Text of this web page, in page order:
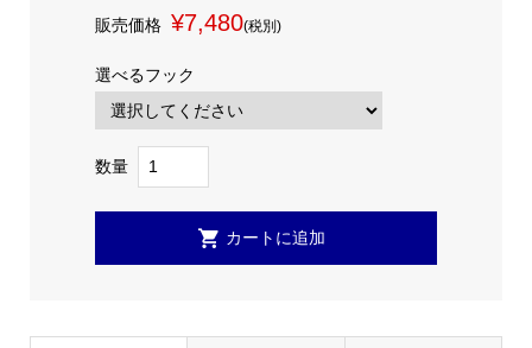
販売価格 ¥7,480(税別)
選べるフック
数量